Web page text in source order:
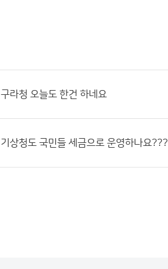
구라청 오늘도 한건 하네요
기상청도 국민들 세금으로 운영하나요???